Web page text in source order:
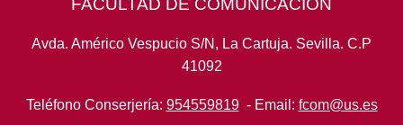
FACULTAD DE COMUNICACIÓN
Avda. Américo Vespucio S/N, La Cartuja. Sevilla. C.P
41092
Teléfono Conserjería: 954559819- Email: fcom@us.es